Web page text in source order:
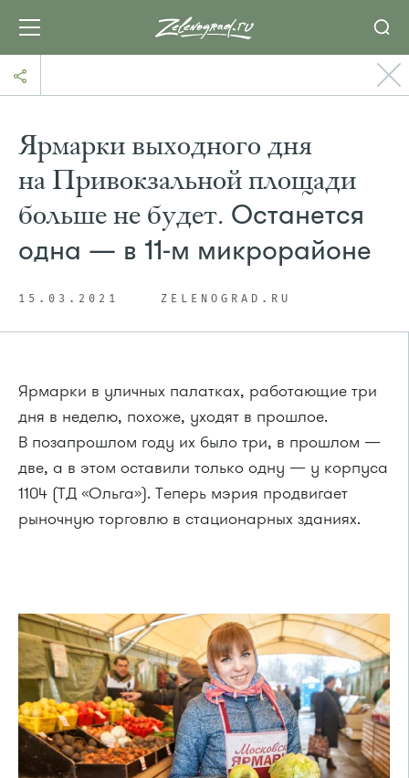
Ярмарки выходного дня
на Привокзальной площади
больше не будет. Останется
одна — в 11-м микрорайоне
15.03.2021 ZELENOGRAD.RU
Ярмарки в уличных палатках, работающие три
дня в неделю, похоже, уходят в прошлое.
В позапрошлом году их было три, в прошлом —
две, а в этом оставили только одну — у корпуса
1104 (ТД «Ольга»). Теперь мэрия продвигает
рыночную торговлю в стационарных зданиях.